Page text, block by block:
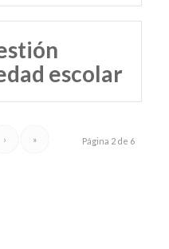
escolar
Página 2 de 6
› »